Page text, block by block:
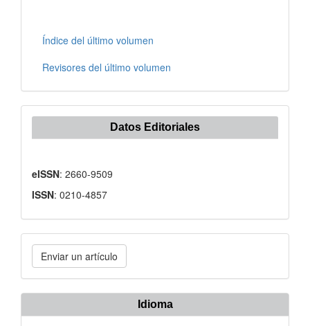
Índice del último volumen
Revisores del último volumen
Datos Editoriales
eISSN: 2660-9509
ISSN: 0210-4857
Enviar
un
artículo
Enviar un artículo
Idioma